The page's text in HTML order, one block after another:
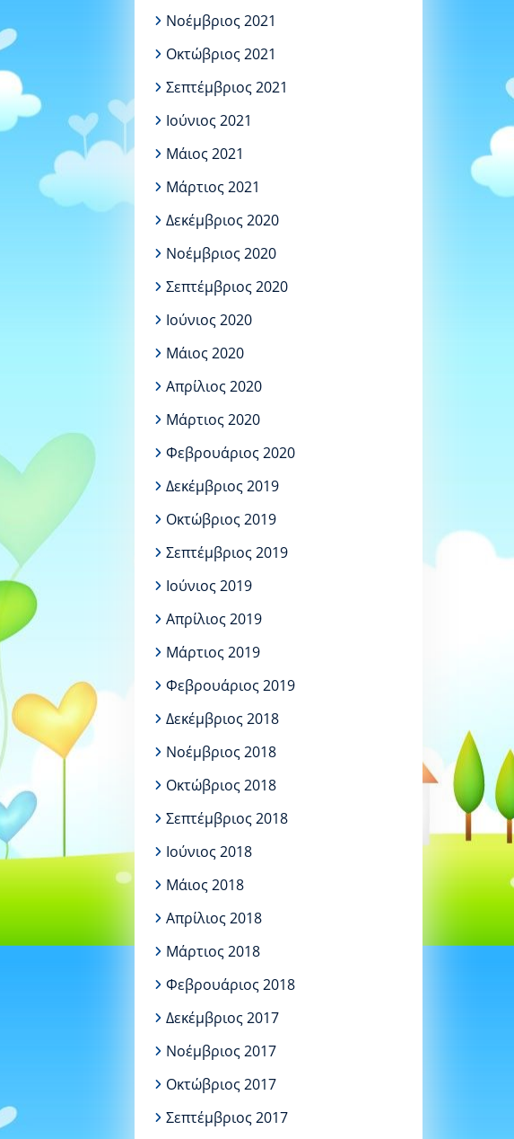
Νοέμβριος 2021
Οκτώβριος 2021
Σεπτέμβριος 2021
Ιούνιος 2021
Μάιος 2021
Μάρτιος 2021
Δεκέμβριος 2020
Νοέμβριος 2020
Σεπτέμβριος 2020
Ιούνιος 2020
Μάιος 2020
Απρίλιος 2020
Μάρτιος 2020
Φεβρουάριος 2020
Δεκέμβριος 2019
Οκτώβριος 2019
Σεπτέμβριος 2019
Ιούνιος 2019
Απρίλιος 2019
Μάρτιος 2019
Φεβρουάριος 2019
Δεκέμβριος 2018
Νοέμβριος 2018
Οκτώβριος 2018
Σεπτέμβριος 2018
Ιούνιος 2018
Μάιος 2018
Απρίλιος 2018
Μάρτιος 2018
Φεβρουάριος 2018
Δεκέμβριος 2017
Νοέμβριος 2017
Οκτώβριος 2017
Σεπτέμβριος 2017